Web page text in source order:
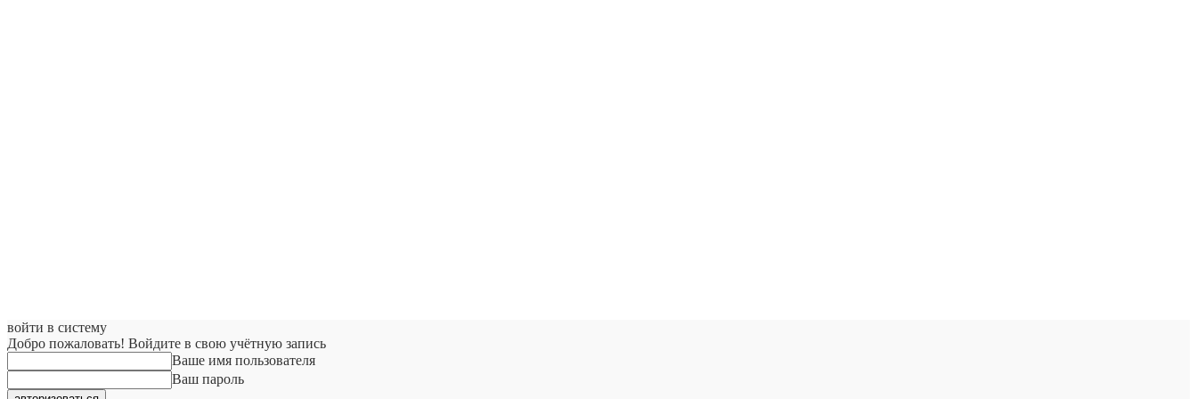
войти в систему
Добро пожаловать! Войдите в свою учётную запись
Ваше имя пользователя
Ваш пароль